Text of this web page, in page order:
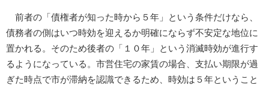
前者の「債権者が知った時から５年」という条件だけなら、
債務者の側はいつ時効を迎えるか明確にならず不安定な地位に
置かれる。そのため後者の「１０年」という消滅時効が進行す
るようになっている。市営住宅の家賃の場合、支払い期限が過
ぎた時点で市が滞納を認識できるため、時効は５年ということ